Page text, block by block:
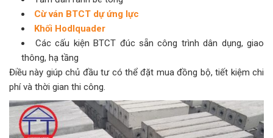
Cừ ván BTCT dự ứng lực
Khối Hodlquader
Các cấu kiện BTCT đúc sẵn công trình dân dụng, giao
thông, hạ tầng
Điều này giúp chủ đầu tư có thể đặt mua đồng bộ, tiết kiệm chi
phí và thời gian thi công.